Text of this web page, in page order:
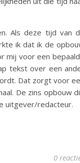
Als deze tijd van
ik dat ik de
mij voor een
tekst over een
Dat zorgt voor
De zins opbouw
uitgever/redacteur.
0